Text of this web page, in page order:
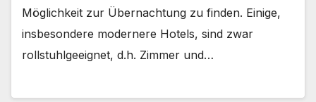
Möglichkeit zur Übernachtung zu finden. Einige,
insbesondere modernere Hotels, sind zwar
rollstuhlgeeignet, d.h. Zimmer und…